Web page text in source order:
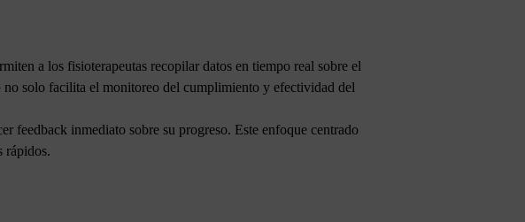
a los fisioterapeutas recopilar datos en tiempo real sobre el
solo facilita el monitoreo del cumplimiento y efectividad del
feedback inmediato sobre su progreso. Este enfoque centrado
rápidos.